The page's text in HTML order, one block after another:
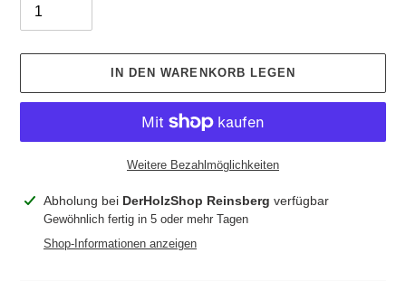
IN DEN WARENKORB LEGEN
Weitere Bezahlmöglichkeiten
ProduktAbholung bei DerHolzShop Reinsberg verfügbar
Gewöhnlich fertig in 5 oder mehr Tagen
Shop-Informationen anzeigen